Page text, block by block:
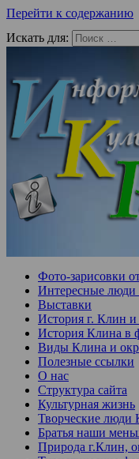
Перейти к содержанию
Искать для:
Фото-зарисовки
Интересные люди
Выставки
История г. Клин и
История Клина в
Виды Клина и
Полезные ссылки
О нас
Структура сайта
Культурная жизнь
Творческие люди
Братья наши
Природа г.Клин,